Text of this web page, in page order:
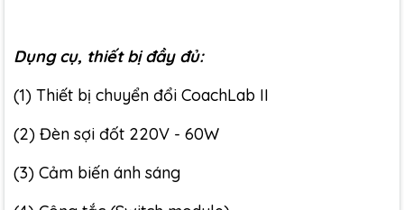
Dụng cụ, thiết bị đầy đủ:
(1) Thiết bị chuyển đổi CoachLab II
(2) Đèn sợi đốt 220V - 60W
(3) Cảm biến ánh sáng